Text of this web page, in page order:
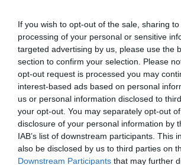
If you wish to opt-out of the sale, sharing
processing of your personal or sensitive
targeted advertising by us, please use the
section to confirm your selection. Please
opt-out request is processed you may
interest-based ads based on personal
us or personal information disclosed to
your opt-out. You may separately opt-out
disclosure of your personal information by
IAB’s list of downstream participants. This
also be disclosed by us to third parties on
Downstream Participants that may further
resultados y los que más me han
mi ya larga trayectoria profesional.
Rafael Cecilio
Presidente de Dreamfit
Si tú también quieres enviar tu
que sea publicada en La Industria
artículo aopina@2playbook.com